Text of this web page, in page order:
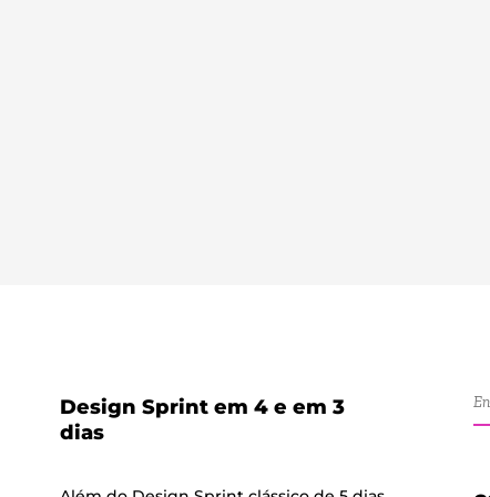
Design Sprint em 4 e em 3
dias